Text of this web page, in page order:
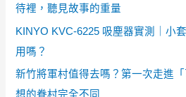
待裡，聽見故事的重量
KINYO KVC-6225 吸塵器實測｜小
用嗎？
新竹將軍村值得去嗎？第一次走進
想的眷村完全不同